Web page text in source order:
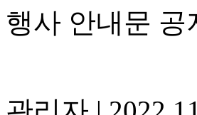
행사 안내문 공